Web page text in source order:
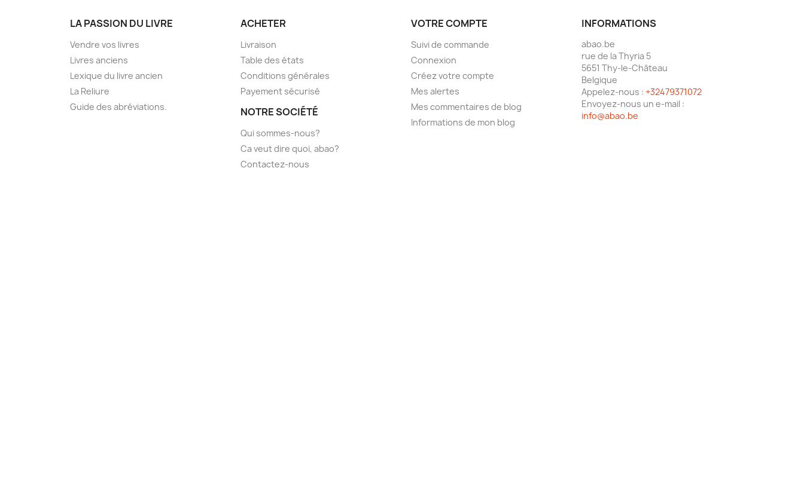
LA PASSION DU LIVRE
Vendre vos livres
Livres anciens
Lexique du livre ancien
La Reliure
Guide des abréviations.
ACHETER
Livraison
Table des états
Conditions générales
Payement sécurisé
NOTRE SOCIÉTÉ
Qui sommes-nous?
Ca veut dire quoi, abao?
Contactez-nous
VOTRE COMPTE
Suivi de commande
Connexion
Créez votre compte
Mes alertes
Mes commentaires de blog
Informations de mon blog
INFORMATIONS
abao.be
rue de la Thyria 5
5651 Thy-le-Château
Belgique
Appelez-nous : +32479371072
Envoyez-nous un e-mail :
info@abao.be